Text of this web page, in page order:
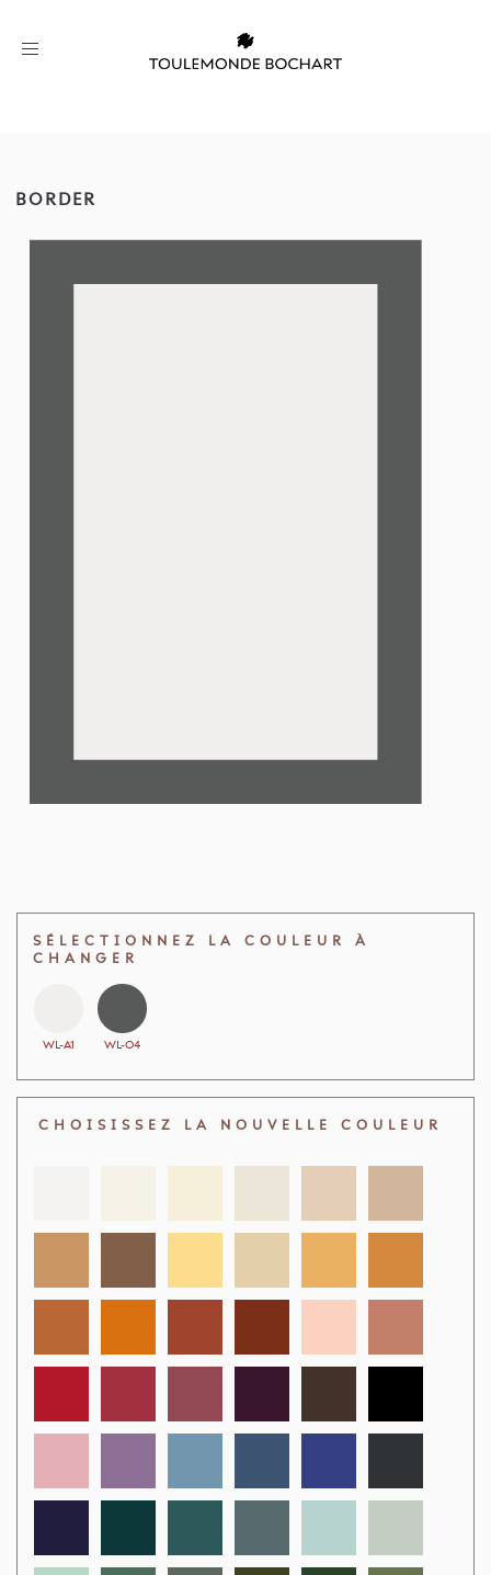
Toggle
BORDER
SÉLECTIONNEZ LA COULEUR À
CHANGER
WL-A1 WL-O4
CHOISISSEZ LA NOUVELLE COULEUR